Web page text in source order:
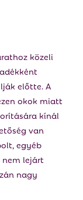
közeli
előtte. A
okok miatt
kínál
van
egyéb
nem lejárt
nagy